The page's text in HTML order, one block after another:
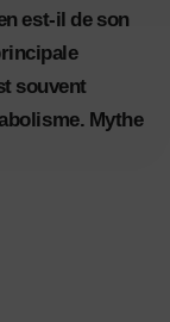
est-il de son
souvent
Mythe